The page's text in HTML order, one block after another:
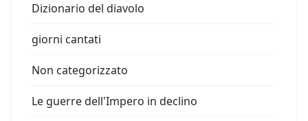
Dizionario del diavolo
giorni cantati
Non categorizzato
Le guerre dell'Impero in declino